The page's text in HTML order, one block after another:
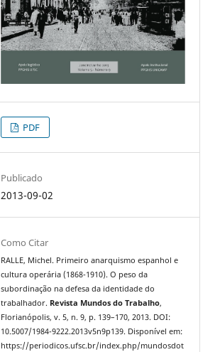
PDF
Publicado
2013-09-02
Como Citar
RALLE, Michel. Primeiro anarquismo espanhol e
cultura operária (1868-1910). O peso da
subordinação na defesa da identidade do
trabalhador. Revista Mundos do Trabalho,
Florianópolis, v. 5, n. 9, p. 139–170, 2013. DOI:
10.5007/1984-9222.2013v5n9p139. Disponível em:
https://periodicos.ufsc.br/index.php/mundosdot